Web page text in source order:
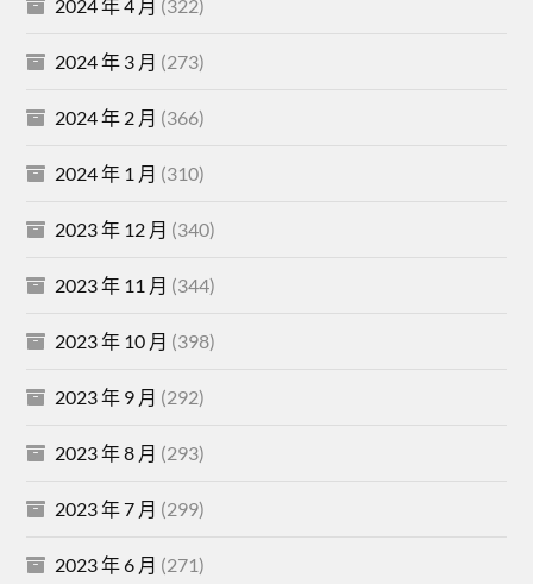
2024 年 4 月 (322)
2024 年 3 月 (273)
2024 年 2 月 (366)
2024 年 1 月 (310)
2023 年 12 月 (340)
2023 年 11 月 (344)
2023 年 10 月 (398)
2023 年 9 月 (292)
2023 年 8 月 (293)
2023 年 7 月 (299)
2023 年 6 月 (271)